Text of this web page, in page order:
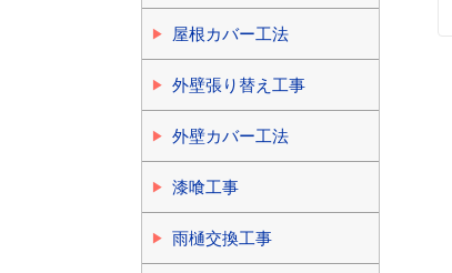
屋根カバー工法
外壁張り替え工事
外壁カバー工法
漆喰工事
雨樋交換工事